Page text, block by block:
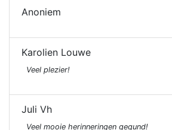
Anoniem
Karolien Louwe
Veel plezier!
Juli Vh
Veel mooie herinneringen gegund!